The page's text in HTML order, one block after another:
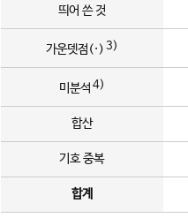
띄어 쓴 것
가운뎃점(·) 3)
미분석 4)
합산
기호 중복
합계